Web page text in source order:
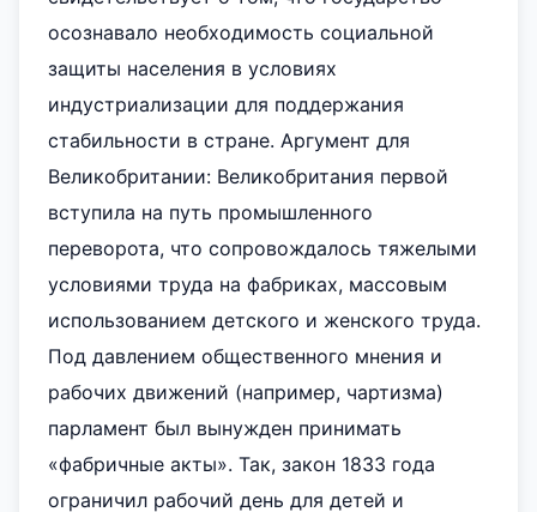
осознавало необходимость социальной
защиты населения в условиях
индустриализации для поддержания
стабильности в стране. Аргумент для
Великобритании: Великобритания первой
вступила на путь промышленного
переворота, что сопровождалось тяжелыми
условиями труда на фабриках, массовым
использованием детского и женского труда.
Под давлением общественного мнения и
рабочих движений (например, чартизма)
парламент был вынужден принимать
«фабричные акты». Так, закон 1833 года
ограничил рабочий день для детей и